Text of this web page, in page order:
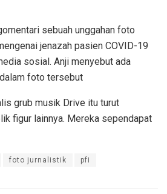
sebuah unggahan foto
jenazah pasien COVID-19
sosial. Anji menyebut ada
foto tersebut
grub musik Drive itu turut
figur lainnya. Mereka sependapat
foto jurnalistik pfi